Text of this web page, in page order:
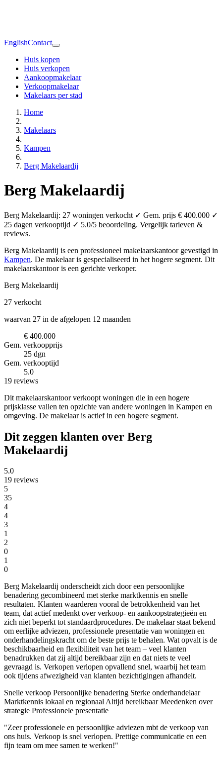
EnglishContact
Huis kopen
Huis verkopen
Aankoopmakelaar
Verkoopmakelaar
Makelaars per stad
Home
Makelaars
Kampen
Berg Makelaardij
Berg Makelaardij
Berg Makelaardij: 27 woningen verkocht ✓ Gem. prijs € 400.000 ✓
25 dagen verkooptijd ✓ 5.0/5 beoordeling. Vergelijk tarieven &
reviews.
Berg Makelaardij is een professioneel makelaarskantoor gevestigd in
Kampen. De makelaar is gespecialiseerd in het hogere segment. Dit
makelaarskantoor is een gerichte verkoper.
Berg Makelaardij
27 verkocht
waarvan 27 in de afgelopen 12 maanden
€ 400.000
Gem. verkoopprijs
25 dgn
Gem. verkooptijd
5.0
19 reviews
Dit makelaarskantoor verkoopt woningen die in een hogere
prijsklasse vallen ten opzichte van andere woningen in Kampen en
omgeving. De makelaar is actief in een hogere segment.
Dit zeggen klanten over Berg
Makelaardij
5.0
19 reviews
5
35
4
4
3
1
2
0
1
0
Berg Makelaardij onderscheidt zich door een persoonlijke
benadering gecombineerd met sterke marktkennis en snelle
resultaten. Klanten waarderen vooral de betrokkenheid van het
team, dat actief medenkt over verkoop- en aankoopstrategieën en
zich niet beperkt tot standaardprocedures. De makelaar staat bekend
om eerlijke adviezen, professionele presentatie van woningen en
onderhandelingskracht om de beste prijs te behalen. Wat opvalt is de
beschikbaarheid en flexibiliteit van het team – veel klanten
benadrukken dat zij altijd bereikbaar zijn en dat niets te veel
gevraagd is. Verkopen verlopen opvallend snel, waarbij het team
ook tijdens afwezigheid van klanten bezichtigingen afhandelt.
Snelle verkoop Persoonlijke benadering Sterke onderhandelaar
Marktkennis lokaal en regionaalAltijd bereikbaarMeedenken over
strategie Professionele presentatie
"Zeer professionele en persoonlijke adviezen mbt de verkoop van
ons huis. Verkoop is snel verlopen. Prettige communicatie en een
fijn team om mee samen te werken!"